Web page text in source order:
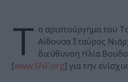
Τ ο αριστούργημα του
Αίθουσα Σταύρος
διεύθυνση Ηλία
[www.SNF.org] για την